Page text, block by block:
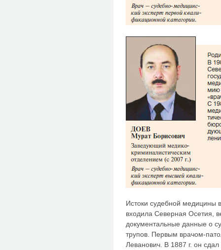
Истоки судебной медицины
входила Северная Осетия,
документальные данные о
трупов. Первым врачом-
Леванович. В 1887 г. он